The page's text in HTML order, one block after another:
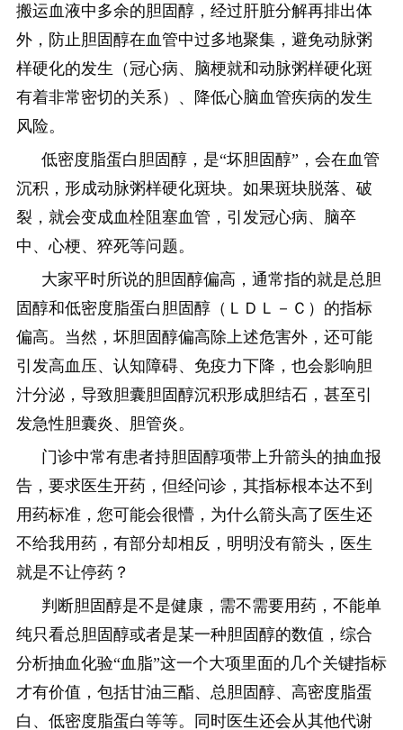
搬运血液中多余的胆固醇，经过肝脏分解再排出体
外，防止胆固醇在血管中过多地聚集，避免动脉粥
样硬化的发生（冠心病、脑梗就和动脉粥样硬化斑
有着非常密切的关系）、降低心脑血管疾病的发生
风险。
低密度脂蛋白胆固醇，是“坏胆固醇”，会在血管
沉积，形成动脉粥样硬化斑块。如果斑块脱落、破
裂，就会变成血栓阻塞血管，引发冠心病、脑卒
中、心梗、猝死等问题。
大家平时所说的胆固醇偏高，通常指的就是总胆
固醇和低密度脂蛋白胆固醇（ＬＤＬ－Ｃ）的指标
偏高。当然，坏胆固醇偏高除上述危害外，还可能
引发高血压、认知障碍、免疫力下降，也会影响胆
汁分泌，导致胆囊胆固醇沉积形成胆结石，甚至引
发急性胆囊炎、胆管炎。
门诊中常有患者持胆固醇项带上升箭头的抽血报
告，要求医生开药，但经问诊，其指标根本达不到
用药标准，您可能会很懵，为什么箭头高了医生还
不给我用药，有部分却相反，明明没有箭头，医生
就是不让停药？
判断胆固醇是不是健康，需不需要用药，不能单
纯只看总胆固醇或者是某一种胆固醇的数值，综合
分析抽血化验“血脂”这一个大项里面的几个关键指标
才有价值，包括甘油三酯、总胆固醇、高密度脂蛋
白、低密度脂蛋白等等。同时医生还会从其他代谢